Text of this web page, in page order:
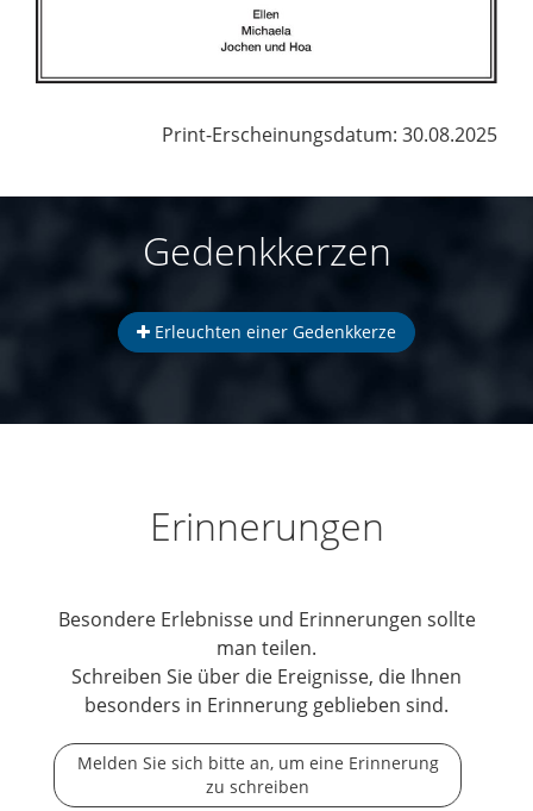
Print-Erscheinungsdatum: 30.08.2025
Gedenkkerzen
Erleuchten einer Gedenkkerze
Erinnerungen
Besondere Erlebnisse und Erinnerungen sollte
man teilen.
Schreiben Sie über die Ereignisse, die Ihnen
besonders in Erinnerung geblieben sind.
Melden Sie sich bitte an, um eine Erinnerung
zu schreiben